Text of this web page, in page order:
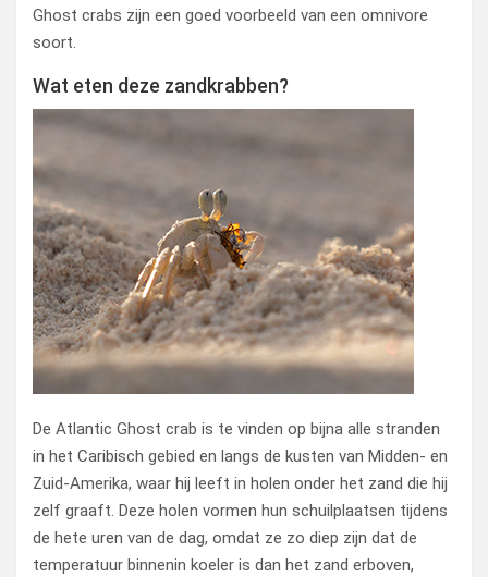
Ghost crabs zijn een goed voorbeeld van een omnivore
soort.
Wat eten deze zandkrabben?
De Atlantic Ghost crab is te vinden op bijna alle stranden
in het Caribisch gebied en langs de kusten van Midden- en
Zuid-Amerika, waar hij leeft in holen onder het zand die hij
zelf graaft. Deze holen vormen hun schuilplaatsen tijdens
de hete uren van de dag, omdat ze zo diep zijn dat de
temperatuur binnenin koeler is dan het zand erboven,